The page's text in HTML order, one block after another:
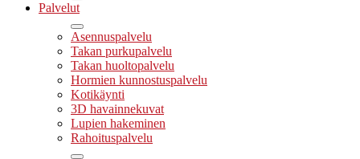
Palvelut
Asennuspalvelu
Takan purkupalvelu
Takan huoltopalvelu
Hormien kunnostuspalvelu
Kotikäynti
3D havainnekuvat
Lupien hakeminen
Rahoituspalvelu